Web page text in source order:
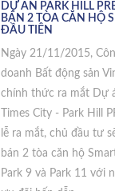
DỰ ÁN PARK HILL
BÁN 2 TÒA CĂN HỘ
ĐẦU TIÊN
Ngày 21/11/2015,
doanh Bất động sản
chính thức ra mắt Dự
Times City - Park Hill
lễ ra mắt, chủ đầu tư
bán 2 tòa căn hộ
Park 9 và Park 11 với